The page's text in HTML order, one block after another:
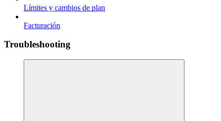
Límites y cambios de plan
Facturación
Troubleshooting